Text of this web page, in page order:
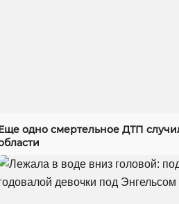
одно смертельное ДТП